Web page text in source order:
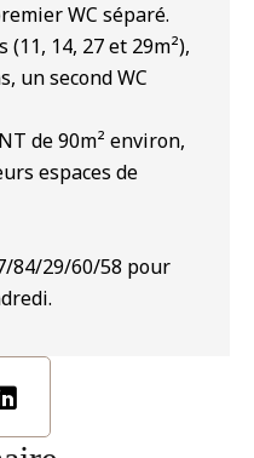
WC séparé.
14, 27 et 29m²),
un second WC
de 90m² environ,
espaces de
84/29/60/58 pour